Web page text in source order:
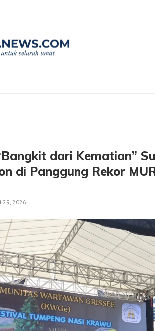
dari Kematian”
di Panggung Rekor
29, 2026